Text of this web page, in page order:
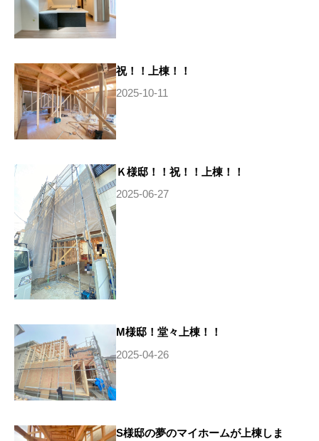
祝！！上棟！！
2025-10-11
Ｋ様邸！！祝！！上棟！！
2025-06-27
M様邸！堂々上棟！！
2025-04-26
S様邸の夢のマイホームが上棟しま